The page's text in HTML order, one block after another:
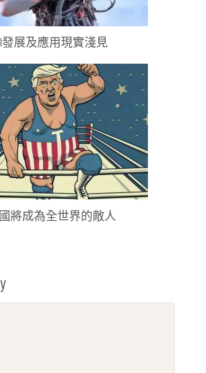
發展及應用現實淺見
將成為全世界的敵人